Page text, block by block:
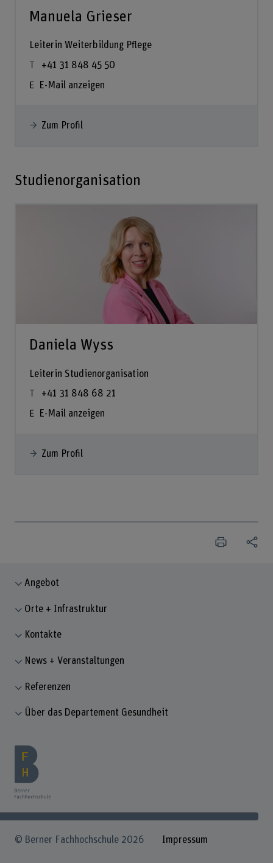
Manuela Grieser
Leiterin Weiterbildung Pflege
+41 31 848 45 50
E-Mail anzeigen
Zum Profil
Studienorganisation
Daniela Wyss
Leiterin Studienorganisation
+41 31 848 68 21
E-Mail anzeigen
Zum Profil
Angebot
Orte + Infrastruktur
Kontakte
News + Veranstaltungen
Referenzen
Über das Departement Gesundheit
© Berner Fachhochschule 2026 Impressum